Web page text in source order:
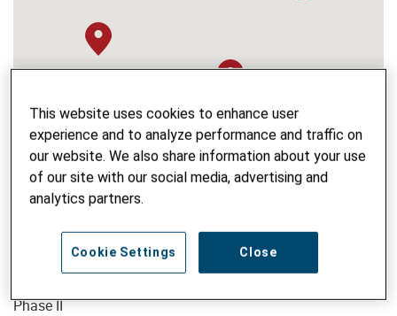
Phase II
This website uses cookies to enhance user
experience and to analyze performance and traffic on
our website. We also share information about your use
of our site with our social media, advertising and
analytics partners.
Close
Cookie Settings